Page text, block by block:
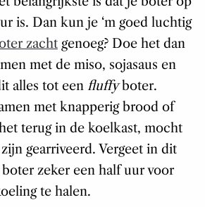
is. Dan kun je ‘m goed luchtig
zachtgenoeg? Doe het dan
met de miso, sojasaus en
alles tot een fluffyboter.
met knapperig brood of
terug in de koelkast, mocht
gearriveerd. Vergeet in dit
zeker een half uur voor
te halen.